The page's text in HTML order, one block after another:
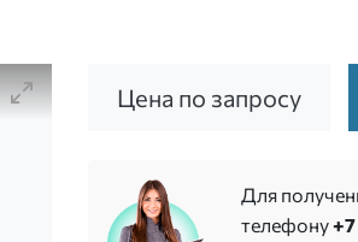
Цена по запросу
Для
телефону